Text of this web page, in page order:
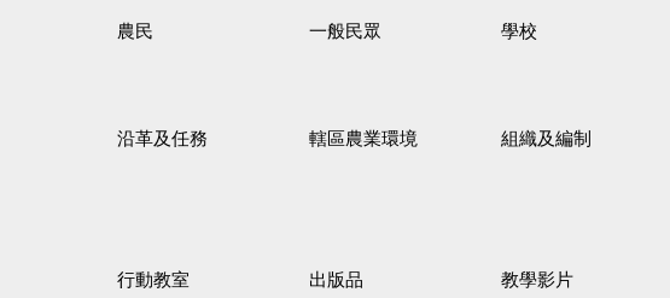
農民 一般民眾 學校
沿革及任務 轄區農業環境 組織及編制
行動教室 出版品 教學影片